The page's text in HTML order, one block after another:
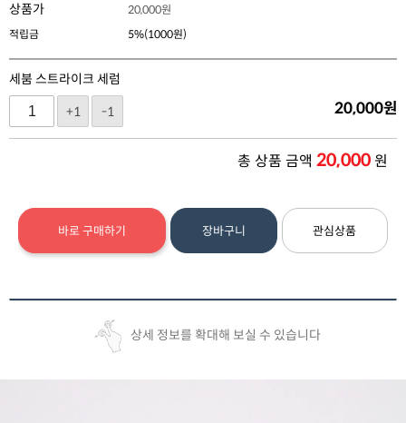
상품가 20,000원
적립금
5%(1000원)
세붐 스트라이크 세럼
+1
-1 20,000원
총 상품 금액 20,000원
바로 구매하기 장바구니 관심상품
상세 정보를 확대해 보실 수 있습니다